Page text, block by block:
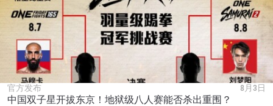
官方发布 8月3日
中国双子星开拔东京！地狱级八人赛能否杀出重围？